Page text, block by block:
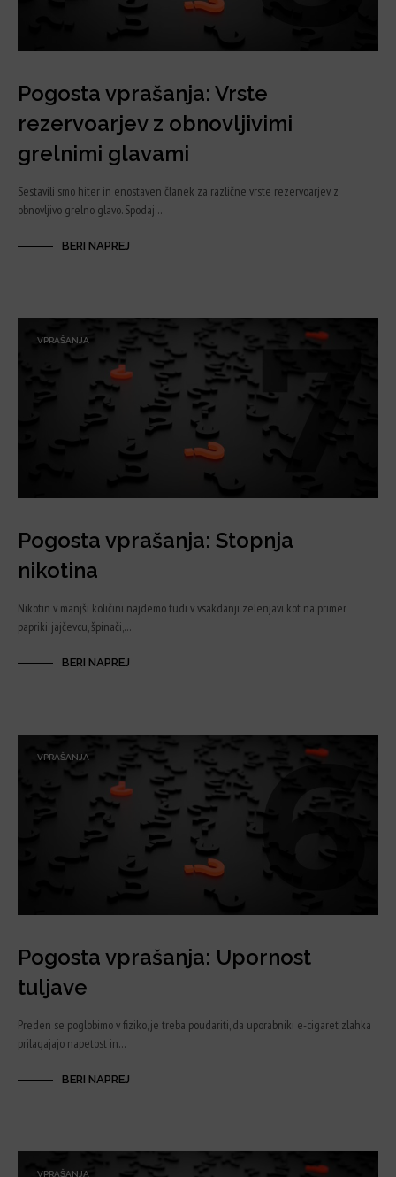
Pogosta vprašanja: Vrste
rezervoarjev z obnovljivimi
grelnimi glavami
Sestavili smo hiter in enostaven članek za različne vrste rezervoarjev z
obnovljivo grelno glavo. Spodaj…
BERI NAPREJ
VPRAŠANJA
Pogosta vprašanja: Stopnja
nikotina
Nikotin v manjši količini najdemo tudi v vsakdanji zelenjavi kot na primer
papriki, jajčevcu, špinači,…
BERI NAPREJ
VPRAŠANJA
Pogosta vprašanja: Upornost
tuljave
Preden se poglobimo v fiziko, je treba poudariti, da uporabniki e-cigaret zlahka
prilagajajo napetost in…
BERI NAPREJ
VPRAŠANJA